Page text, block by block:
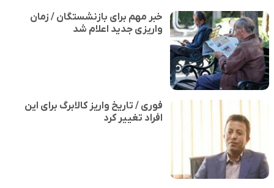
خبر مهم برای بازنشستگان / زمان
واریزی جدید اعلام شد
فوری / تاریخ واریز کالابرگ برای این
افراد تغییر کرد